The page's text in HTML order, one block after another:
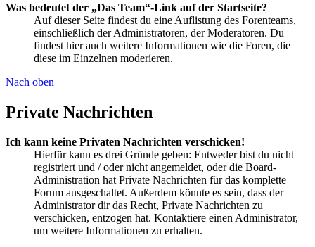
Was bedeutet der „Das Team“-Link auf der Startseite?
Auf dieser Seite findest du eine Auflistung des Forenteams,
einschließlich der Administratoren, der Moderatoren. Du
findest hier auch weitere Informationen wie die Foren, die
diese im Einzelnen moderieren.
Nach oben
Private Nachrichten
Ich kann keine Privaten Nachrichten verschicken!
Hierfür kann es drei Gründe geben: Entweder bist du nicht
registriert und / oder nicht angemeldet, oder die Board-
Administration hat Private Nachrichten für das komplette
Forum ausgeschaltet. Außerdem könnte es sein, dass der
Administrator dir das Recht, Private Nachrichten zu
verschicken, entzogen hat. Kontaktiere einen Administrator,
um weitere Informationen zu erhalten.